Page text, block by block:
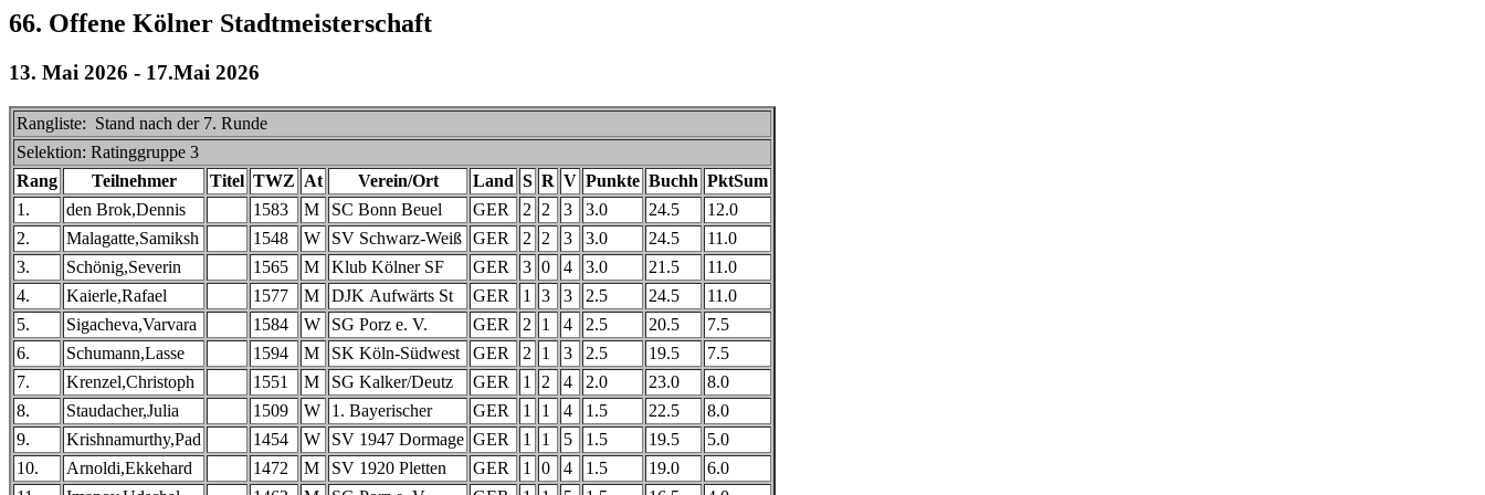
66. Offene Kölner Stadtmeisterschaft
13. Mai 2026 - 17.Mai 2026
Rangliste: Stand nach der 7. Runde
Selektion: Ratinggruppe 3
Rang
Teilnehmer Titel TWZ At Verein/Ort Land S R V Punkte Buchh PktSum
1.
den Brok,Dennis 1583 M SC Bonn Beuel GER 2 2 3 3.0 24.5
12.0
2.
Malagatte,Samiksh 1548 W SV Schwarz-Weiß GER 2 2 3 3.0 24.5
11.0
3.
Schönig,Severin 1565 M Klub Kölner SF GER 3 0 4 3.0 21.5
11.0
4.
Kaierle,Rafael 1577 M DJK Aufwärts St GER 1 3 3 2.5 24.5
11.0
5.
Sigacheva,Varvara 1584 W SG Porz e. V. GER 2 1 4 2.5 20.5
7.5
6.
Schumann,Lasse 1594 M SK Köln-Südwest GER 2 1 3 2.5 19.5
7.5
7.
Krenzel,Christoph 1551 M SG Kalker/Deutz GER 1 2 4 2.0 23.0
8.0
8.
Staudacher,Julia 1509 W 1. Bayerischer GER 1 1 4 1.5 22.5
8.0
9.
Krishnamurthy,Pad 1454 W SV 1947 Dormage GER 1 1 5 1.5 19.5
5.0
10.
Arnoldi,Ekkehard 1472 M SV 1920 Pletten GER 1 0 4 1.5 19.0
6.0